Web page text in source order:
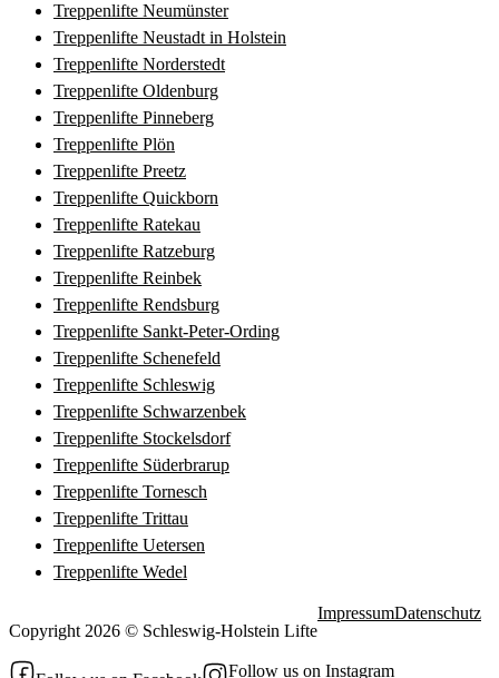
Treppenlifte Neumünster
Treppenlifte Neustadt in Holstein
Treppenlifte Norderstedt
Treppenlifte Oldenburg
Treppenlifte Pinneberg
Treppenlifte Plön
Treppenlifte Preetz
Treppenlifte Quickborn
Treppenlifte Ratekau
Treppenlifte Ratzeburg
Treppenlifte Reinbek
Treppenlifte Rendsburg
Treppenlifte Sankt-Peter-Ording
Treppenlifte Schenefeld
Treppenlifte Schleswig
Treppenlifte Schwarzenbek
Treppenlifte Stockelsdorf
Treppenlifte Süderbrarup
Treppenlifte Tornesch
Treppenlifte Trittau
Treppenlifte Uetersen
Treppenlifte Wedel
Copyright 2026 © Schleswig-Holstein Lifte
ImpressumDatenschutz
Follow us on Instagram